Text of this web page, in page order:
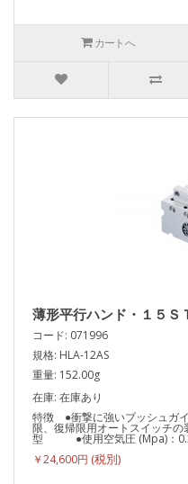
カートへ
薄形平行ハンド・１５Ｓ
コード: 071996
規格: HLA-12AS
重量: 152.00g
在庫: 在庫あり
特徴 ●衝撃に強いブッシュ
限、復帰限用オートスイッチ
型 ●使用空気圧 (Mpa)：
￥24,600円